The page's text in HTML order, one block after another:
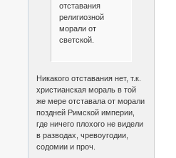
отставания
религиозной
морали от
светской.
Никакого отставания нет, т.к.
христианская мораль в той
же мере отставала от морали
поздней Римской империи,
где ничего плохого не видели
в разводах, чревоугодии,
содомии и проч.